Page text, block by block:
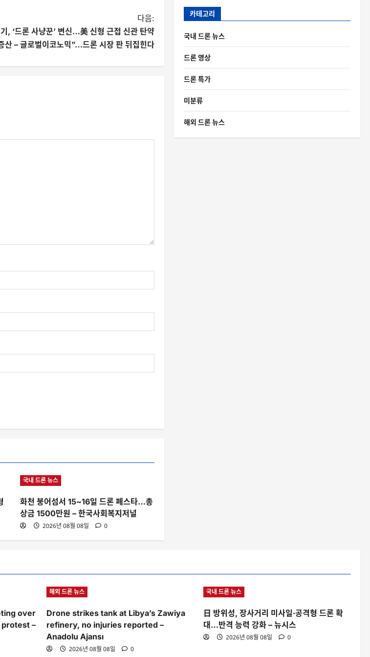
다음:
, ‘드론 사냥꾼’ 변신…美 신형 근접 신관 탄약
산 – 글로벌이코노믹”…드론 시장 판 뒤집힌다
국내 드론 뉴스
화천 붕어섬서 15~16일 드론 페스타…총
상금 1500만원 – 한국사회복지저널
2026년 08월 08일 0
카테고리
국내 드론 뉴스
드론 영상
드론 특가
미분류
해외 드론 뉴스
over
–
해외 드론 뉴스
Drone strikes tank at Libya’s Zawiya
refinery, no injuries reported –
Anadolu Ajansı
2026년 08월 08일 0
국내 드론 뉴스
日 방위성, 장사거리 미사일·공격형 드론 확
대…반격 능력 강화 – 뉴시스
2026년 08월 08일 0